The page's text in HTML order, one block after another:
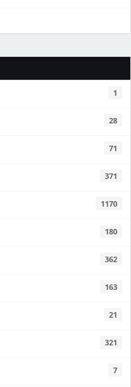
1
28
71
371
1170
180
362
163
21
321
7